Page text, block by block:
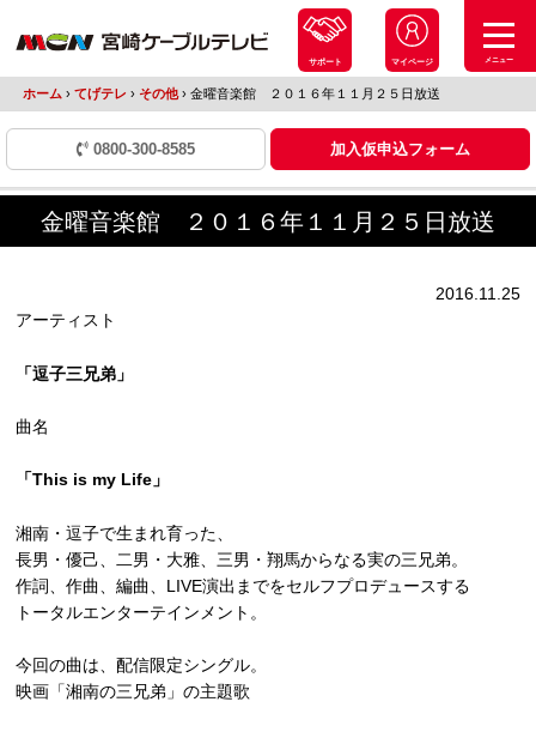
サポート マイページ メニュー
ホーム › てげテレ › その他 ›金曜音楽館 ２０１６年１１月２５日放送
0800-300-8585 加入仮申込フォーム
金曜音楽館 ２０１６年１１月２５日放送
2016.11.25
アーティスト
「逗子三兄弟」
曲名
「This is my Life」
湘南・逗子で生まれ育った、
長男・優己、二男・大雅、三男・翔馬からなる実の三兄弟。
作詞、作曲、編曲、LIVE演出までをセルフプロデュースする
トータルエンターテインメント。
今回の曲は、配信限定シングル。
映画「湘南の三兄弟」の主題歌